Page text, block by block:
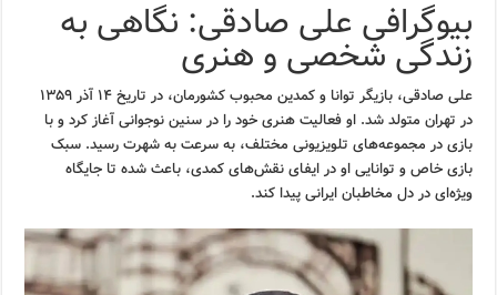
بیوگرافی علی صادقی: نگاهی به
زندگی شخصی و هنری
علی صادقی، بازیگر توانا و کمدین محبوب کشورمان، در تاریخ ۱۴ آذر ۱۳۵۹
در تهران متولد شد. او فعالیت هنری خود را در سنین نوجوانی آغاز کرد و با
بازی در مجموعه‌های تلویزیونی مختلف، به سرعت به شهرت رسید. سبک
بازی خاص و توانایی او در ایفای نقش‌های کمدی، باعث شده تا جایگاه
ویژه‌ای در دل مخاطبان ایرانی پیدا کند.